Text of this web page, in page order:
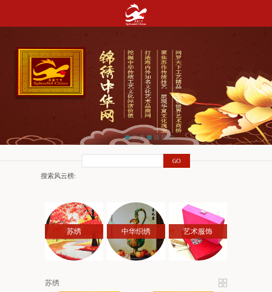
搜索风云榜:
苏绣 中华织绣 艺术服饰
苏绣